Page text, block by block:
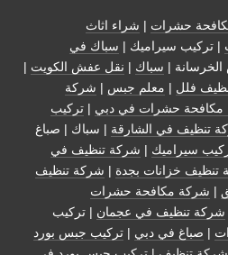
حشرات | شراء اثاث
| تركيب سيراميك | سباك في
| سباك | نقل عفش الكويت |
فلل | معلم جبس | شركة
مكافحة حشرات في دبي | تركيب
تنظيف في الشارقة | سباك | صباغ
سيراميك | شركة تنظيف في
تنظيف خزانات بجدة | شركة تنظيف
| شركة مكافحة حشرات
شركة تنظيف في عجمان | تركيب
| صباغ في دبي | تركيب جبس بورد